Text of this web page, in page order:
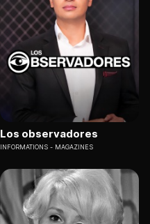
Los observadores
INFORMATIONS MAGAZINES